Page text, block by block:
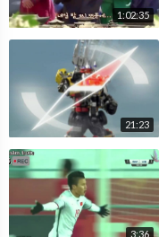
1:02:35
21:23
3:36